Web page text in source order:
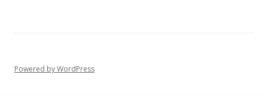
Powered by WordPress